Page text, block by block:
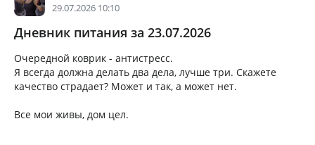
29.07.2026 10:10
Дневник питания за 23.07.2026
Очередной коврик - антистресс.
Я всегда должна делать два дела, лучше три. Скажете
качество страдает? Может и так, а может нет.
Все мои живы, дом цел.